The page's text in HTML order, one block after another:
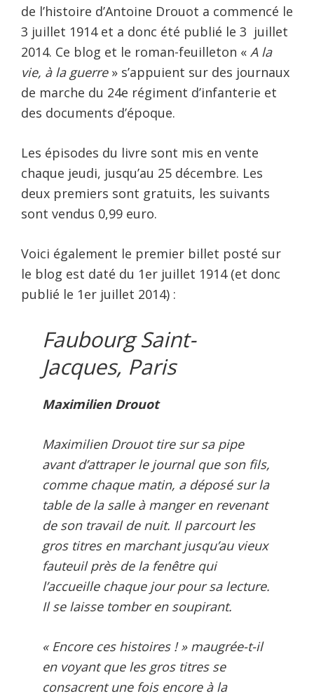
de l’histoire d’Antoine Drouot a commencé le
3 juillet 1914 et a donc été publié le 3 juillet
2014. Ce blog et le roman-feuilleton « A la
vie, à la guerre» s’appuient sur des journaux
de marche du 24e régiment d’infanterie et
des documents d’époque.
Les épisodes du livre sont mis en vente
chaque jeudi, jusqu’au 25 décembre. Les
deux premiers sont gratuits, les suivants
sont vendus 0,99 euro.
Voici également le premier billet posté sur
le blog est daté du 1er juillet 1914 (et donc
publié le 1er juillet 2014) :
Faubourg Saint-
Jacques, Paris
Maximilien Drouot
Maximilien Drouot tire sur sa pipe
avant d’attraper le journal que son fils,
comme chaque matin, a déposé sur la
table de la salle à manger en revenant
de son travail de nuit. Il parcourt les
gros titres en marchant jusqu’au vieux
fauteuil près de la fenêtre qui
l’accueille chaque jour pour sa lecture.
Il se laisse tomber en soupirant.
« Encore ces histoires ! » maugrée-t-il
en voyant que les gros titres se
consacrent une fois encore à la